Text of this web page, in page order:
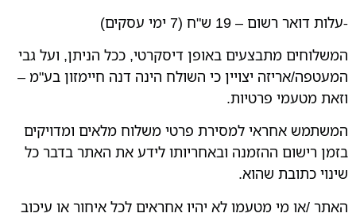
-עלות דואר רשום – 19 ש"ח (7 ימי עסקים)
המשלוחים מתבצעים באופן דיסקרטי, ככל הניתן, ועל גבי
המעטפה/אריזה יצויין כי השולח הינה דנה חיימזון בע"מ –
וזאת מטעמי פרטיות.
המשתמש אחראי למסירת פרטי משלוח מלאים ומדויקים
בזמן רישום ההזמנה ובאחריותו לידע את האתר בדבר כל
שינוי כתובת שהוא.
האתר /או מי מטעמו לא יהיו אחראים לכל איחור או עיכוב